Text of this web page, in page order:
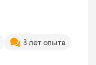
8 лет опыта